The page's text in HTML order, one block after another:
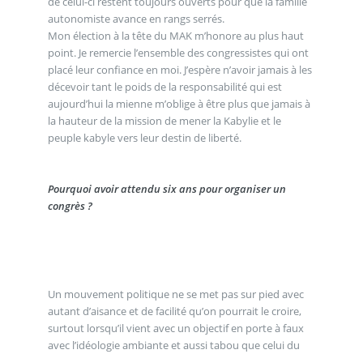
autonomiste avance en rangs serrés.
Mon élection à la tête du MAK m’honore au plus haut
point. Je remercie l’ensemble des congressistes qui ont
placé leur confiance en moi. J’espère n’avoir jamais à les
décevoir tant le poids de la responsabilité qui est
aujourd’hui la mienne m’oblige à être plus que jamais à
la hauteur de la mission de mener la Kabylie et le
peuple kabyle vers leur destin de liberté.
Pourquoi avoir attendu six ans pour organiser un
congrès ?
Un mouvement politique ne se met pas sur pied avec
autant d’aisance et de facilité qu’on pourrait le croire,
surtout lorsqu’il vient avec un objectif en porte à faux
avec l’idéologie ambiante et aussi tabou que celui du